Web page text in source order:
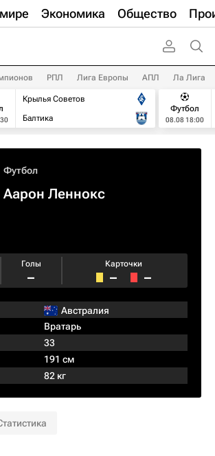
Экономика Общество
РПЛ Лига Европы АПЛ Ла Лига
Крылья Советов
Балтика
Футбол
08.08 18:00
Футбол
Аарон Леннокс
Голы
–
Карточки
– –
Австралия
Вратарь
33
191 см
82 кг